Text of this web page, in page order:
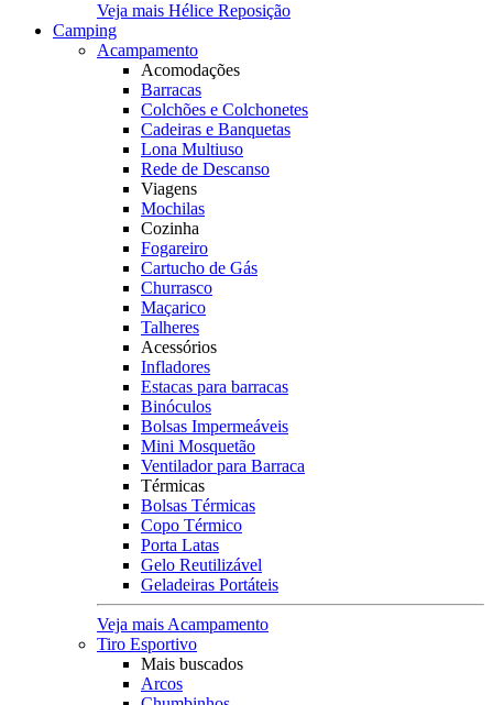
Veja mais Hélice Reposição
Camping
Acampamento
Acomodações
Barracas
Colchões e Colchonetes
Cadeiras e Banquetas
Lona Multiuso
Rede de Descanso
Viagens
Mochilas
Cozinha
Fogareiro
Cartucho de Gás
Churrasco
Maçarico
Talheres
Acessórios
Infladores
Estacas para barracas
Binóculos
Bolsas Impermeáveis
Mini Mosquetão
Ventilador para Barraca
Térmicas
Bolsas Térmicas
Copo Térmico
Porta Latas
Gelo Reutilizável
Geladeiras Portáteis
Veja mais Acampamento
Tiro Esportivo
Mais buscados
Arcos